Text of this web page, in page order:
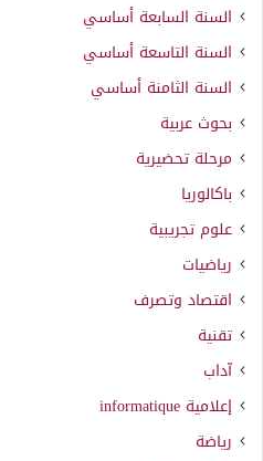
السنة السابعة أساسي
السنة التاسعة أساسي
السنة الثامنة أساسي
بحوث عربية
مرحلة تحضيرية
باكالوريا
علوم تجريبية
رياضيات
اقتصاد وتصرف
تقنية
آداب
إعلامية informatique
رياضة